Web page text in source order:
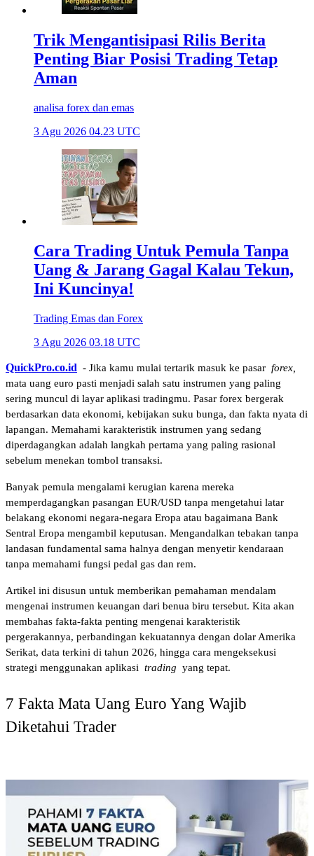
Trik Mengantisipasi Rilis Berita
Penting Biar Posisi Trading Tetap
Aman
analisa forex dan emas
3 Agu 2026 04.23 UTC
Cara Trading Untuk Pemula Tanpa
Uang & Jarang Gagal Kalau Tekun,
Ini Kuncinya!
Trading Emas dan Forex
3 Agu 2026 03.18 UTC
QuickPro.co.id - Jika kamu mulai tertarik masuk ke pasar
mata uang euro pasti menjadi salah satu instrumen yang paling
sering muncul di layar aplikasi tradingmu. Pasar forex bergerak
berdasarkan data ekonomi, kebijakan suku bunga, dan fakta nyata di
lapangan. Memahami karakteristik instrumen yang sedang
diperdagangkan adalah langkah pertama yang paling rasional
sebelum menekan tombol transaksi.
Banyak pemula mengalami kerugian karena mereka
memperdagangkan pasangan EUR/USD tanpa mengetahui latar
belakang ekonomi negara-negara Eropa atau bagaimana Bank
Sentral Eropa mengambil keputusan. Mengandalkan tebakan tanpa
landasan fundamental sama halnya dengan menyetir kendaraan
tanpa memahami fungsi pedal gas dan rem.
Artikel ini disusun untuk memberikan pemahaman mendalam
mengenai instrumen keuangan dari benua biru tersebut. Kita akan
membahas fakta-fakta penting mengenai karakteristik
pergerakannya, perbandingan kekuatannya dengan dolar Amerika
Serikat, data terkini di tahun 2026, hingga cara mengeksekusi
strategi menggunakan aplikasi trading yang tepat.
7 Fakta Mata Uang Euro Yang Wajib
Diketahui Trader